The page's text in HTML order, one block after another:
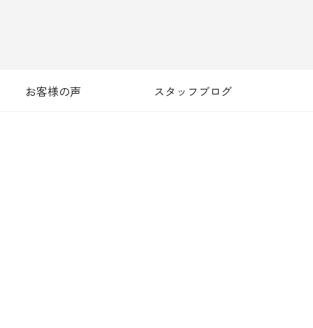
お客様の声 スタッフブログ